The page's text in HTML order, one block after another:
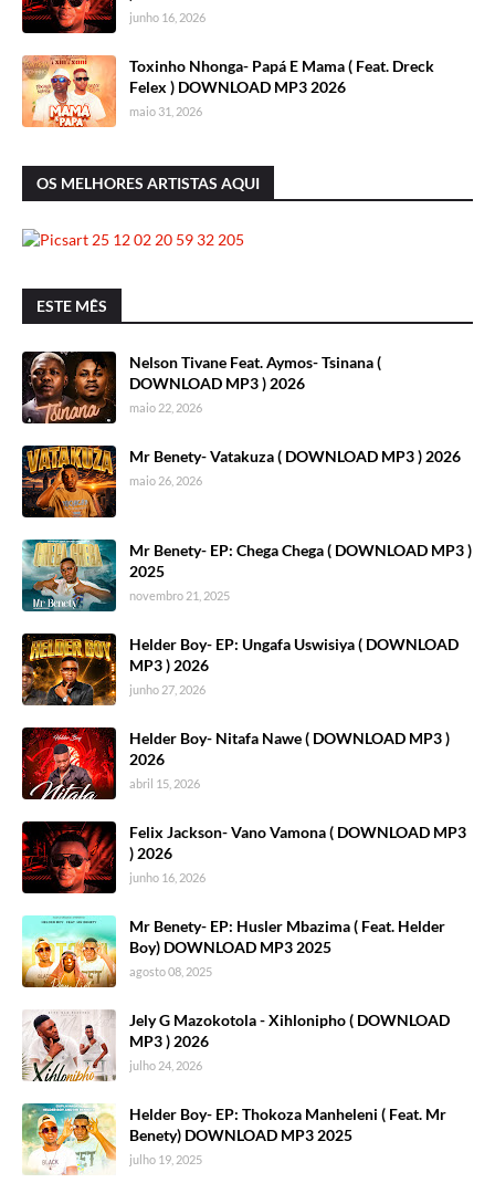
junho 16, 2026
Toxinho Nhonga- Papá E Mama ( Feat. Dreck
Felex ) DOWNLOAD MP3 2026
maio 31, 2026
OS MELHORES ARTISTAS AQUI
ESTE MÊS
Nelson Tivane Feat. Aymos- Tsinana (
DOWNLOAD MP3 ) 2026
maio 22, 2026
Mr Benety- Vatakuza ( DOWNLOAD MP3 ) 2026
maio 26, 2026
Mr Benety- EP: Chega Chega ( DOWNLOAD MP3 )
2025
novembro 21, 2025
Helder Boy- EP: Ungafa Uswisiya ( DOWNLOAD
MP3 ) 2026
junho 27, 2026
Helder Boy- Nitafa Nawe ( DOWNLOAD MP3 )
2026
abril 15, 2026
Felix Jackson- Vano Vamona ( DOWNLOAD MP3
) 2026
junho 16, 2026
Mr Benety- EP: Husler Mbazima ( Feat. Helder
Boy) DOWNLOAD MP3 2025
agosto 08, 2025
Jely G Mazokotola - Xihlonipho ( DOWNLOAD
MP3 ) 2026
julho 24, 2026
Helder Boy- EP: Thokoza Manheleni ( Feat. Mr
Benety) DOWNLOAD MP3 2025
julho 19, 2025